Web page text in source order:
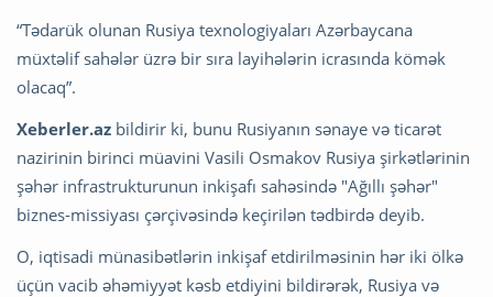
“Tədarük olunan Rusiya texnologiyaları Azərbaycana
müxtəlif sahələr üzrə bir sıra layihələrin icrasında kömək
olacaq”.
Xeberler.az bildirir ki, bunu Rusiyanın sənaye və ticarət
nazirinin birinci müavini Vasili Osmakov Rusiya şirkətlərinin
şəhər infrastrukturunun inkişafı sahəsində "Ağıllı şəhər"
biznes-missiyası çərçivəsində keçirilən tədbirdə deyib.
O, iqtisadi münasibətlərin inkişaf etdirilməsinin hər iki ölkə
üçün vacib əhəmiyyət kəsb etdiyini bildirərək, Rusiya və